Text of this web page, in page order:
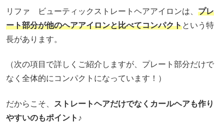
リファ ビューティックストレートヘアアイロンは、 プレ
ート部分が他のヘアアイロンと比べてコンパクトという特
長があります。
（次の項目で詳しくご紹介しますが、プレート部分だけで
なく全体的にコンパクトになっています！）
だからこそ、
ストレートヘアだけでなくカールヘアも作り
やすいのもポイント♪